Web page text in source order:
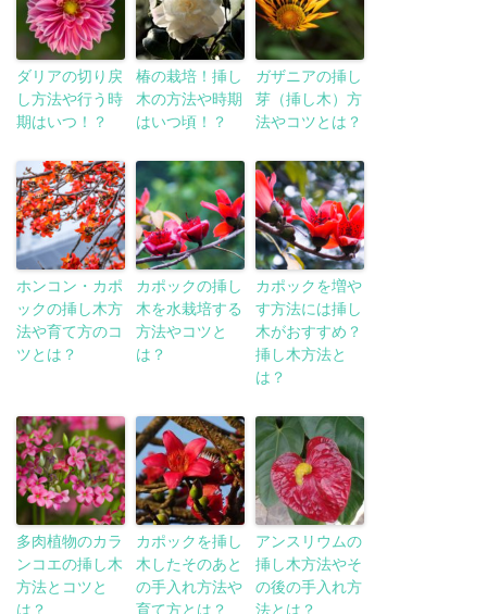
ダリアの切り戻
し方法や行う時
期はいつ！？
椿の栽培！挿し
木の方法や時期
はいつ頃！？
ガザニアの挿し
芽（挿し木）方
法やコツとは？
ホンコン・カポ
ックの挿し木方
法や育て方のコ
ツとは？
カポックの挿し
木を水栽培する
方法やコツと
は？
カポックを増や
す方法には挿し
木がおすすめ？
挿し木方法と
は？
多肉植物のカラ
ンコエの挿し木
方法とコツと
は？
カポックを挿し
木したそのあと
の手入れ方法や
育て方とは？
アンスリウムの
挿し木方法やそ
の後の手入れ方
法とは？